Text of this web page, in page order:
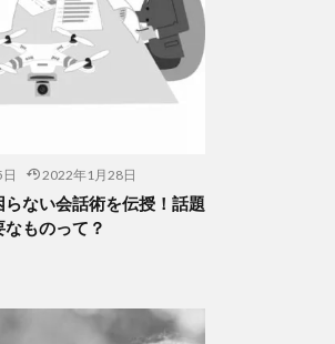
2022年1月28日
ない会話術を伝授！話題
ものって？